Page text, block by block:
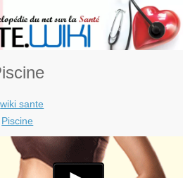
wiki sante
Piscine